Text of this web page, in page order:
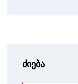
ძიება